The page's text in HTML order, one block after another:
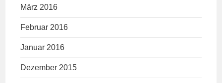
März 2016
Februar 2016
Januar 2016
Dezember 2015